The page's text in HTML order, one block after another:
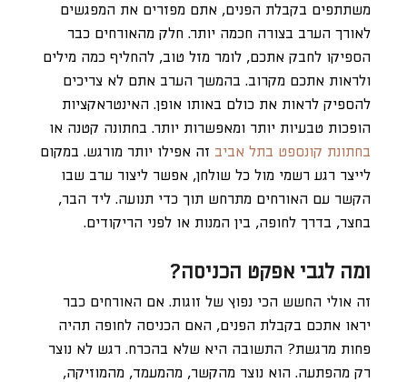
משתתפים בקבלת הפנים, אתם מפזרים את המפגשים
לאורך הערב בצורה חכמה יותר. חלק מהאורחים כבר
הספיקו לחבק אתכם, לומר מזל טוב, להחליף כמה מילים
ולראות אתכם מקרוב. בהמשך הערב אתם לא צריכים
להספיק לראות את כולם באותו אופן. האינטראקציות
הופכות טבעיות יותר ומאפשרות יותר. בחתונה קטנה או
בחתונת קונספט בתל אביב זה אפילו יותר מורגש. במקום
לייצר רגע רשמי מול כל שולחן, אפשר ליצור ערב שבו
הקשר עם האורחים מתרחש תוך כדי תנועה. ליד הבר,
בחצר, בדרך לחופה, בין המנות או לפני הריקודים.
ומה לגבי אפקט הכניסה?
זה אולי החשש הכי נפוץ של זוגות. אם האורחים כבר
יראו אתכם בקבלת הפנים, האם הכניסה לחופה תהיה
פחות מרגשת? התשובה היא שלא בהכרח. רגש לא נוצר
רק מהפתעה. הוא נוצר מהקשר, מהמעמד, מהמוזיקה,